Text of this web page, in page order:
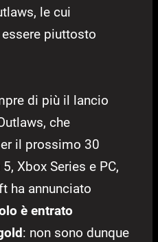
le cui
piuttosto
di più il lancio
che
il prossimo 30
Xbox Series e PC,
ha annunciato
è entrato
: non sono dunque